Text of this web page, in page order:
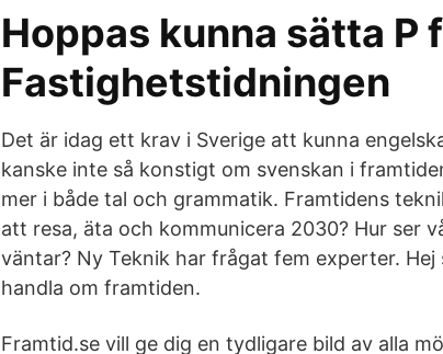
Hoppas kunna sätta P
Fastighetstidningen
Det är idag ett krav i Sverige att kunna
kanske inte så konstigt om svenskan i
mer i både tal och grammatik. Framtidens
att resa, äta och kommunicera 2030? Hur ser
väntar? Ny Teknik har frågat fem experter.
handla om framtiden.
Framtid.se vill ge dig en tydligare bild av alla